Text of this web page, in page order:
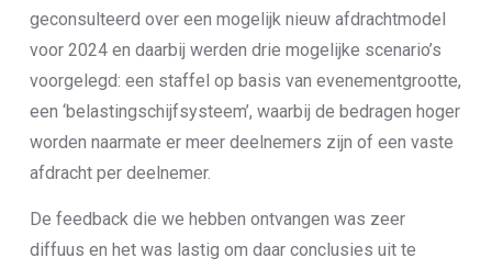
geconsulteerd over een mogelijk nieuw afdrachtmodel
voor 2024 en daarbij werden drie mogelijke scenario’s
voorgelegd: een staffel op basis van evenementgrootte,
een ‘belastingschijfsysteem’, waarbij de bedragen hoger
worden naarmate er meer deelnemers zijn of een vaste
afdracht per deelnemer.
De feedback die we hebben ontvangen was zeer
diffuus en het was lastig om daar conclusies uit te